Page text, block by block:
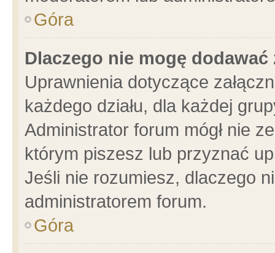
Góra
Dlaczego nie mogę dodawać
Uprawnienia dotyczące
każdego działu, dla każdej
Administrator forum mógł nie
którym piszesz lub przyznać
Jeśli nie rozumiesz, dlaczego
administratorem forum.
Góra